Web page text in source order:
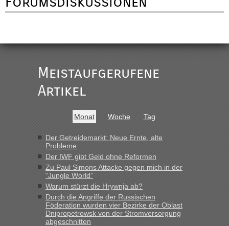
Meistaufgerufene
Artikel
Monat Woche Tag
Der Getreidemarkt: Neue Ernte, alte
Probleme
Der IWF gibt Geld ohne Reformen
Zu Paul Simons Attacke gegen mich in der
“Jungle World”
Warum stürzt die Hrywnja ab?
Durch die Angriffe der Russischen
Föderation wurden vier Bezirke der Oblast
Dnipropetrowsk von der Stromversorgung
abgeschnitten